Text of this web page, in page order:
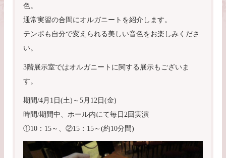
色。
通常実習の合間にオルガニートを紹介します。
テンポも自分で変えられる美しい音色をお楽しみくださ
い。
3階展示室ではオルガニートに関する展示もございま
す。
期間/4月1日(土)～5月12日(金)
時間/期間中、ホール内にて毎日2回実演
①10：15～、②15：15～(約10分間)